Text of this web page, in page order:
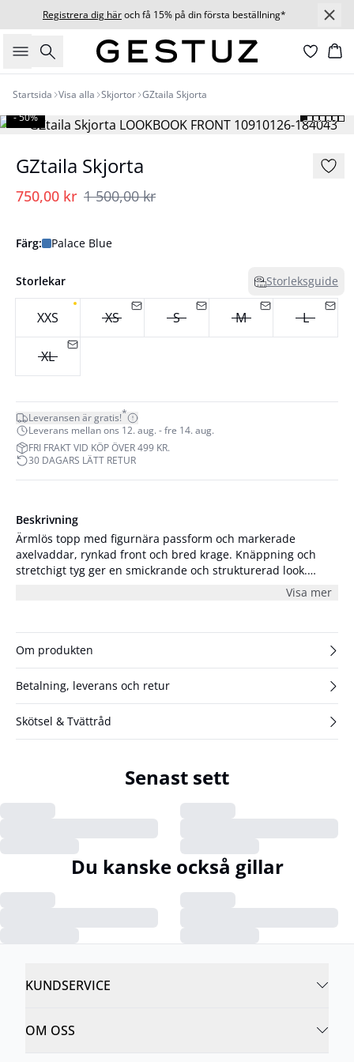
Registrera dig häroch få 15% på din första beställning*
Sök
Startsida Visa alla Skjortor GZtaila Skjorta
- 50%
GZtaila Skjorta
750,00 kr 1 500,00 kr
Färg: Palace Blue
Storlekar Storleksguide
XXS XS S M L
XL
Leveransen är gratis!*
Leverans mellan ons 12. aug. - fre 14. aug.
FRI FRAKT VID KÖP ÖVER 499 KR.
30 DAGARS LÄTT RETUR
Beskrivning
Ärmlös topp med figurnära passform och markerade
axelvaddar, rynkad front och bred krage. Knäppning och
stretchigt tyg ger en smickrande och strukturerad look.
Modellen är 176 cm lång och har på sig storlek S/36.Visa mer
Om produkten
Betalning, leverans och retur
Skötsel & Tvättråd
Senast sett
Du kanske också gillar
KUNDSERVICE
OM OSS